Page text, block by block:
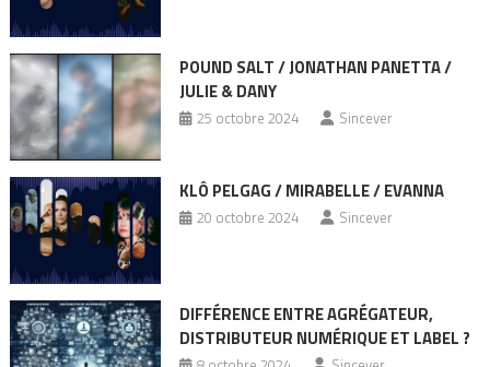
POUND SALT / JONATHAN PANETTA /
JULIE & DANY
25 octobre 2024 Sincever
KLÔ PELGAG / MIRABELLE / EVANNA
20 octobre 2024 Sincever
DIFFÉRENCE ENTRE AGRÉGATEUR,
DISTRIBUTEUR NUMÉRIQUE ET LABEL ?